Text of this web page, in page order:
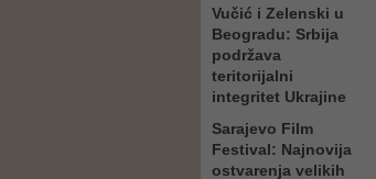
Vučić i Zelenski u
Beogradu: Srbija
podržava
teritorijalni
integritet Ukrajine
Sarajevo Film
Festival: Najnovija
ostvarenja velikih